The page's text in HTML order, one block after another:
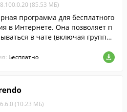
(85.53 МБ)
программа для бесплатного
в Интернете. Она позволяет п
в чате (включая группов
Бесплатно
(10.23 МБ)